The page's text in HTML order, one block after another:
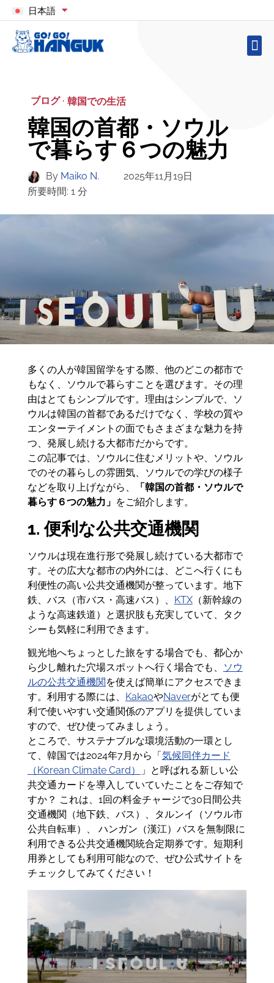
日本語
ブログ · 韓国での生活
韓国の首都・ソウル
で暮らす６つの魅力
By Maiko N.
2025年11月19日
所要時間: 1 分
多くの人が韓国留学をする際、他のどこの都市で
もなく、ソウルで暮らすことを選びます。その理
由はとてもシンプルです。理由はシンプルで、ソ
ウルは韓国の首都であるだけでなく、学校の質や
エンターテイメントの面でもさまざまな魅力を持
つ、発展し続ける大都市だからです。
この記事では、ソウルに住むメリットや、ソウル
でのその暮らしの雰囲気、ソウルでの学びの様子
などを取り上げながら、
「韓国の首都・ソウルで
暮らす６つの魅力」 をご紹介します。
1. 便利な公共交通機関
ソウルは現在進行形で発展し続けている大都市で
す。その広大な都市の内外には、どこへ行くにも
利便性の高い公共交通機関が整っています。地下
鉄、バス（市バス・高速バス）、 KTX（新幹線の
ような高速鉄道）と選択肢も充実していて、タク
シーも気軽に利用できます。
観光地へちょっとした旅をする場合でも、都心か
ら少し離れた穴場スポットへ行く場合でも、
ソウ
ルの公共交通機関を使えば簡単にアクセスできま
す。利用する際には、 KakaoやNaverがとても便
利で使いやすい交通関係のアプリを提供していま
すので、ぜひ使ってみましょう。
ところで、サステナブルな環境活動の一環とし
て、韓国では2024年7月から「気候同伴カード
（Korean Climate Card）
」と呼ばれる新しい公
共交通カードを導入していていたことをご存知で
すか？ これは、1回の料金チャージで30日間公共
交通機関（地下鉄、バス）、タルンイ（ソウル市
公共自転車）、 ハンガン（漢江）バスを無制限に
利用できる公共交通機関統合定期券です。短期利
用券としても利用可能なので、ぜひ公式サイトを
チェックしてみてください！